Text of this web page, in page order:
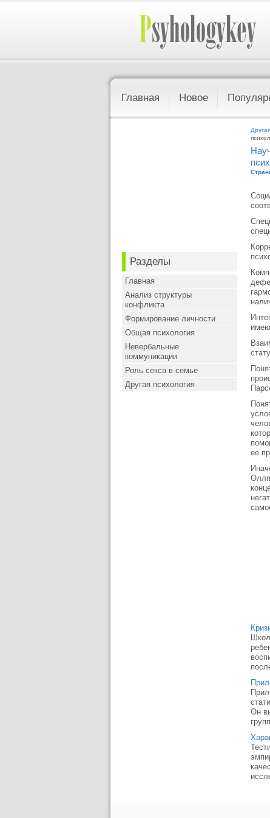
Главная Новое
Разделы
Главная
Анализ структуры
конфликта
Формирование личности
Общая психология
Невербальные
коммуникации
Роль секса в семье
Другая психология
ее
Он